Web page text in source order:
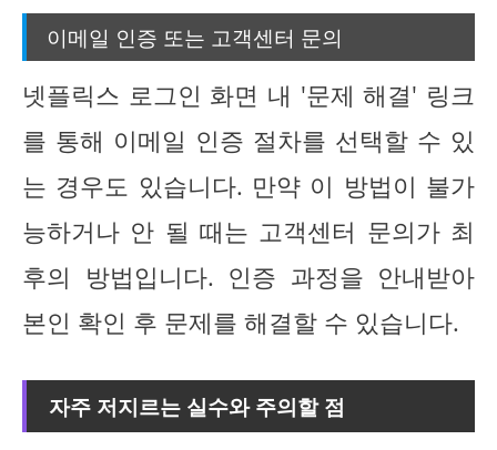
이메일 인증 또는 고객센터 문의
넷플릭스 로그인 화면 내 '문제 해결' 링크
를 통해 이메일 인증 절차를 선택할 수 있
는 경우도 있습니다. 만약 이 방법이 불가
능하거나 안 될 때는 고객센터 문의가 최
후의 방법입니다. 인증 과정을 안내받아
본인 확인 후 문제를 해결할 수 있습니다.
자주 저지르는 실수와 주의할 점